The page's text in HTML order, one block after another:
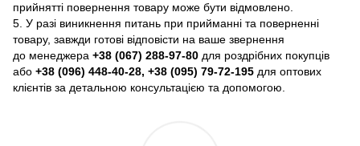
прийнятті повернення товару може бути відмовлено.
5. У разі виникнення питань при прийманні та поверненні
товару, завжди готові відповісти на ваше звернення
до менеджера +38 (067) 288-97-80 для роздрібних покупців
або +38 (096) 448-40-28, +38 (095) 79-72-195 для оптових
клієнтів за детальною консультацією та допомогою.